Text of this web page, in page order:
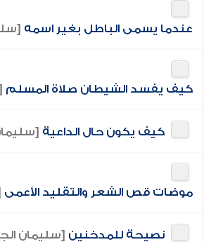
عندما يسمى الباطل بغير اسمه
كيف يفسد الشيطان صلاة المسلم
كيف يكون حال الداعية
موضات قص الشعر والتقليد الأعمى
نصيحة للمدخنين [سليمان